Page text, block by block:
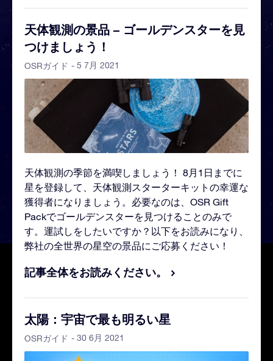
天体観測の景品 – ゴールデンスターを見
つけましょう！
OSRガイド - 5 7月 2021
天体観測の季節を満喫しましょう！ 8月1日までに
星を登録して、天体観測スターターキットの幸運な
獲得者になりましょう。必要なのは、OSR Gift
Packでゴールデンスターを見つけることのみで
す。運試しをしたいですか？以下をお読みになり、
弊社の全世界の星空の景品にご応募ください！
記事全体をお読みください。
太陽：宇宙で最も明るい星
OSRガイド - 30 6月 2021